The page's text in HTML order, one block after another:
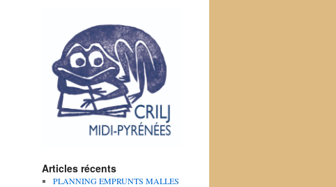
Articles récents
PLANNING EMPRUNTS MALLES